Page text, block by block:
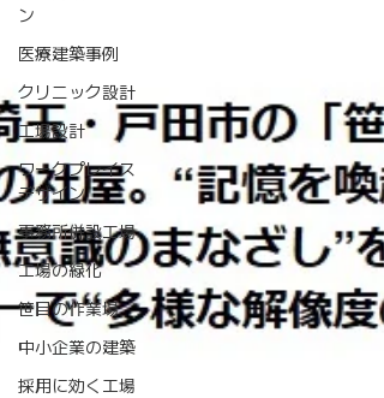
ン
医療建築事例
クリニック設計
工場設計
ワークプレイス
デザイン
事務所併設工場
工場の緑化
笹目の作業場
中小企業の建築
採用に効く工場